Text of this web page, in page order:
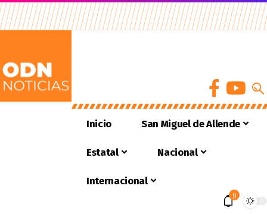
Inicio San Miguel de Allende
Estatal Nacional
Internacional
9